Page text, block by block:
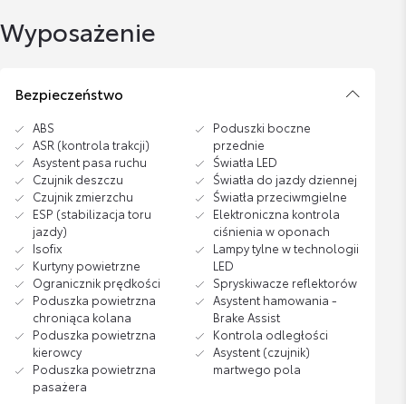
Wyposażenie
Bezpieczeństwo
ABS
ASR (kontrola trakcji)
Asystent pasa ruchu
Czujnik deszczu
Czujnik zmierzchu
ESP (stabilizacja toru
jazdy)
Isofix
Kurtyny powietrzne
Ogranicznik prędkości
Poduszka powietrzna
chroniąca kolana
Poduszka powietrzna
kierowcy
Poduszka powietrzna
pasażera
Poduszki boczne
przednie
Światła LED
Światła do jazdy dziennej
Światła przeciwmgielne
Elektroniczna kontrola
ciśnienia w oponach
Lampy tylne w technologii
LED
Spryskiwacze reflektorów
Asystent hamowania -
Brake Assist
Kontrola odległości
Asystent (czujnik)
martwego pola